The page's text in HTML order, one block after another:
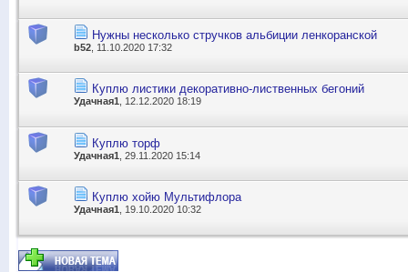
Нужны несколько стручков альбиции ленкоранской
b52 , 11.10.2020 17:32
Куплю листики декоративно-лиственных бегоний
Удачная1 , 12.12.2020 18:19
Куплю торф
Удачная1 , 29.11.2020 15:14
Куплю хойю Мультифлора
Удачная1 , 19.10.2020 10:32